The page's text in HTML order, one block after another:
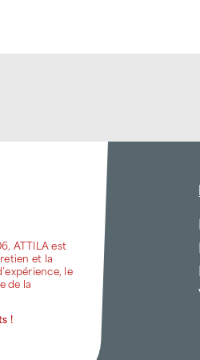
ATTILA est
et la
le
de la
!